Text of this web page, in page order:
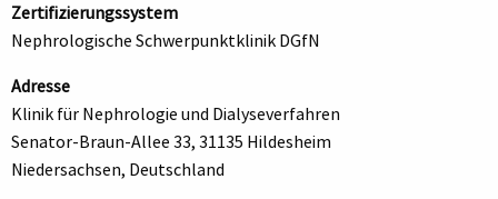
Zertifizierungssystem
Nephrologische Schwerpunktklinik DGfN
Adresse
Klinik für Nephrologie und Dialyseverfahren
Senator-Braun-Allee 33, 31135 Hildesheim
Niedersachsen, Deutschland